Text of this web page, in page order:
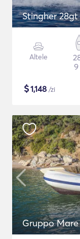
Stingher 28gt
Altele
9
$1,148 /zi
Gruppo Mare